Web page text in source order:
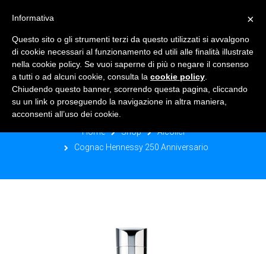
COGNAC HENNESSY 250
ANNIVERSARIO
Home Shop
Alcolici
Cognac Hennessy 250 Anniversario
×
Informativa
Questo sito o gli strumenti terzi da questo utilizzati si avvalgono
di cookie necessari al funzionamento ed utili alle finalità illustrate
nella cookie policy. Se vuoi saperne di più o negare il consenso
a tutti o ad alcuni cookie, consulta la cookie policy
Chiudendo questo banner, scorrendo questa pagina, cliccando
su un link o proseguendo la navigazione in altra maniera,
acconsenti all’uso dei cookie.